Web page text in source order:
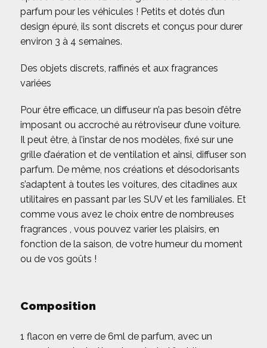
parfum pour les véhicules ! Petits et dotés d’un
design épuré, ils sont discrets et conçus pour durer
environ 3 à 4 semaines.
Des objets discrets, raffinés et aux fragrances
variées
Pour être efficace, un diffuseur n’a pas besoin d’être
imposant ou accroché au rétroviseur d’une voiture.
Il peut être, à l’instar de nos modèles, fixé sur une
grille d’aération et de ventilation et ainsi, diffuser son
parfum. De même, nos créations et désodorisants
s’adaptent à toutes les voitures, des citadines aux
utilitaires en passant par les SUV et les familiales. Et
comme vous avez le choix entre de nombreuses
fragrances , vous pouvez varier les plaisirs, en
fonction de la saison, de votre humeur du moment
ou de vos goûts !
Composition
1 flacon en verre de 6ml de parfum, avec un